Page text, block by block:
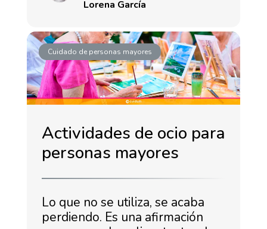
Lorena García
Cuidado de personas mayores
Actividades de ocio para
personas mayores
Lo que no se utiliza, se acaba
perdiendo. Es una afirmación